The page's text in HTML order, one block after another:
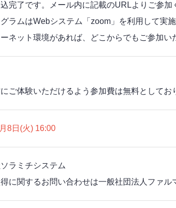
完了です。メール内に記載のURLよりご参加
ラムはWebシステム「zoom」を利用して実
ネット環境があれば、どこからでもご参加い
ご体験いただけるよう参加費は無料としてお
8日(火) 16:00
ラミチシステム
に関するお問い合わせは一般社団法人ファル